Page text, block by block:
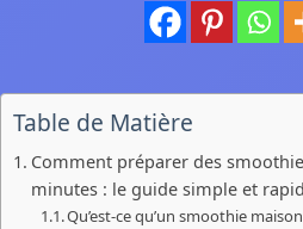
Table de Matière
Comment préparer des
minutes : le guide simple et
Qu’est-ce qu’un smoothie